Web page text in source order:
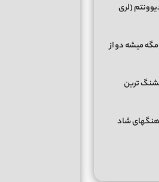
(لری
میشه دو از
ترین
(میکس آهنگهای شاد